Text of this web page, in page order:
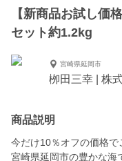
【新商品お試し価
セット約1.2kg
宮崎県延岡市
栁田三幸 | 株
商品説明
今だけ10％オフの価格で
宮崎県延岡市の豊かな海